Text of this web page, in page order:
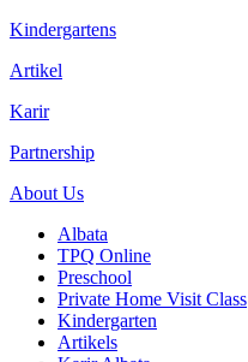
Kindergartens
Artikel
Karir
Partnership
About Us
Albata
TPQ Online
Preschool
Private Home Visit Class
Kindergarten
Artikels